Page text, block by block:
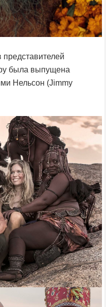
была выпущена
Нельсон (Jimmy